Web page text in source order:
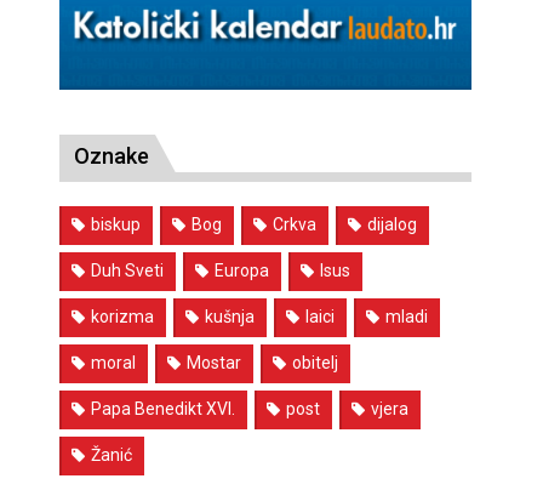
Oznake
biskup Bog Crkva dijalog
Duh Sveti Europa Isus
korizma kušnja laici mladi
moral Mostar obitelj
Papa Benedikt XVI. post vjera
Žanić